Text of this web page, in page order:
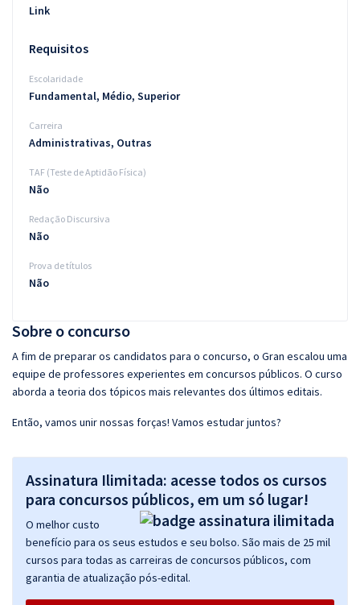
Sobre o concurso
A fim de preparar os candidatos para o concurso, o Gran escalou uma
equipe de professores experientes em concursos públicos. O curso
aborda a teoria dos tópicos mais relevantes dos últimos editais.
Então, vamos unir nossas forças! Vamos estudar juntos?
Assinatura Ilimitada: acesse todos os cursos
para concursos públicos, em um só lugar!
O melhor custo
benefício para os seus estudos e seu bolso. São mais de 25 mil
cursos para todas as carreiras de concursos públicos, com
garantia de atualização pós-edital.
Link
Requisitos
Escolaridade
Fundamental, Médio, Superior
Carreira
Administrativas, Outras
TAF (Teste de Aptidão Física)
Não
Redação Discursiva
Não
Prova de títulos
Não